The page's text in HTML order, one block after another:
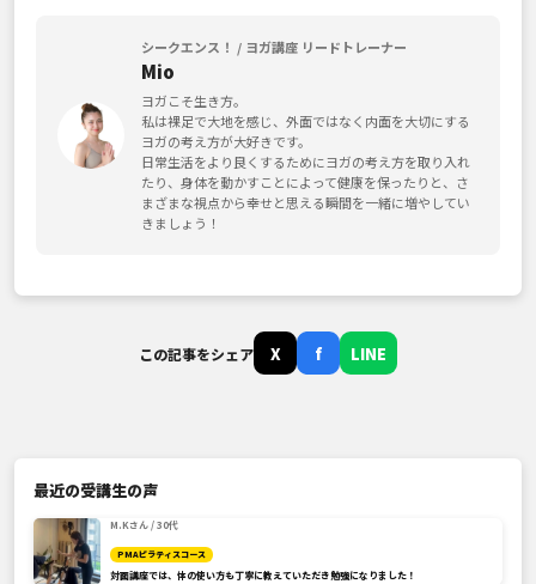
シークエンス！ / ヨガ講座 リードトレーナー
Mio
ヨガこそ生き方。
私は裸足で大地を感じ、外面ではなく内面を大切にする
ヨガの考え方が大好きです。
日常生活をより良くするためにヨガの考え方を取り入れ
たり、身体を動かすことによって健康を保ったりと、さ
まざまな視点から幸せと思える瞬間を一緒に増やしてい
きましょう！
この記事をシェア X f LINE
最近の受講生の声
M.Kさん / 30代
PMAピラティスコース
対面講座では、体の使い方も丁寧に教えていただき勉強になりました！